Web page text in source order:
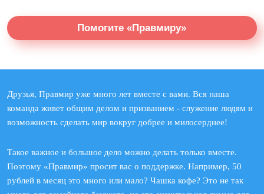
Помогите «Правмиру»
Друзья, Правмир уже много лет вместе с вами. Вся наша
команда живет общим делом и призванием - служение людям и
возможность сделать мир вокруг добрее и милосерднее!
Такое важное и большое дело можно делать только вместе.
Поэтому «Правмир» просит вас о поддержке. Например, 50
рублей в месяц это много или мало? Чашка кофе? Это не так